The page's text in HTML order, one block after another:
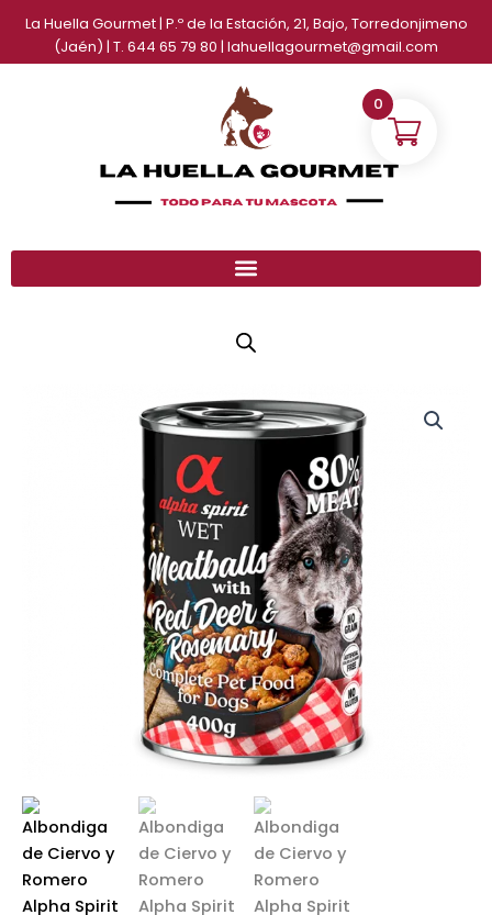
contenido
La Huella Gourmet | P.º de la Estación, 21, Bajo, Torredonjimeno
(Jaén) | T. 644 65 79 80 | lahuellagourmet@gmail.com
Rango
de
precios:
desde
1,99 €
hasta
2,95 €
0